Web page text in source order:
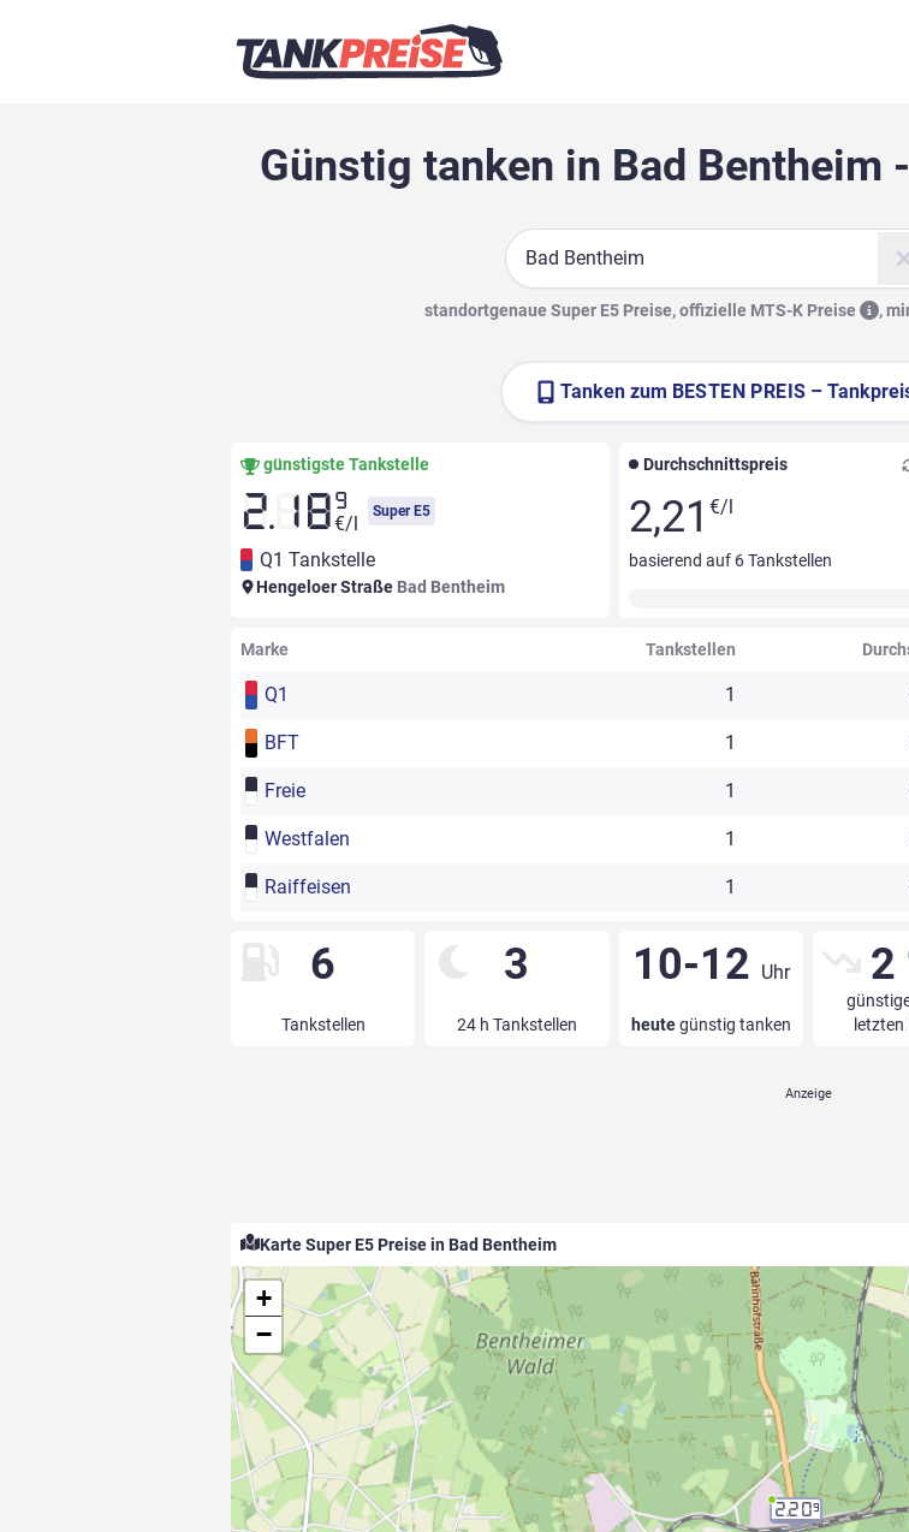
Günstig tanken in Bad Bentheim
Suche
standortgenaue Super E5 Preise, offizielle MTS-K Preise ,
Tanken zum BESTEN PREIS –
günstigste Tankstelle
2.18 9
€/l
Super E5
Q1 Tankstelle
Hengeloer Straße Bad Bentheim
Durchschnittspreis
2,21 €/l
basierend auf 6Tankstellen
Marke Tankstellen
Q1 1
BFT 1
Freie 1
Westfalen 1
Raiffeisen 1
6
Tankstellen
3
24 h Tankstellen
10-12 Uhr
heutegünstig tanken
2
Karte Super E5 Preise in Bad Bentheim
2.209
+
−